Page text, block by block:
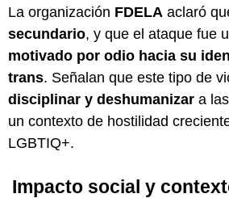
La organización FDELA aclaró
secundario, y que el ataque fue
motivado por odio hacia su
trans. Señalan que este tipo de
disciplinar y deshumanizar a
un contexto de hostilidad
LGBTIQ+.
Impacto social y